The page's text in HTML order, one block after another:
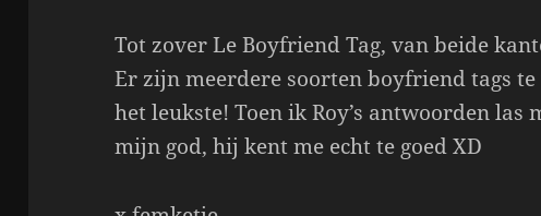
Tot zover Le Boyfriend Tag, van beide
Er zijn meerdere soorten boyfriend tags
het leukste! Toen ik Roy’s antwoorden las
mijn god, hij kent me echt te goed XD